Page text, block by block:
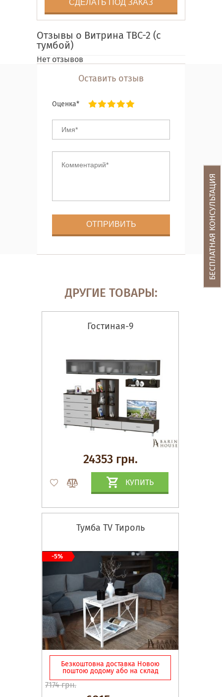
СДЕЛАТЬ ПОД ЗАКАЗ
Отзывы о Витрина ТВС-2 (с
тумбой)
Нет отзывов
Оставить отзыв
Оценка*
ДРУГИЕ ТОВАРЫ:
Гостиная-9
24353 грн.
КУПИТЬ
Тумба TV Тироль
Безкоштовна доставка Новою
поштою додому або на склад
7174 грн.
-5%
БЕСПЛАТНАЯ КОНСУЛЬТАЦИЯ